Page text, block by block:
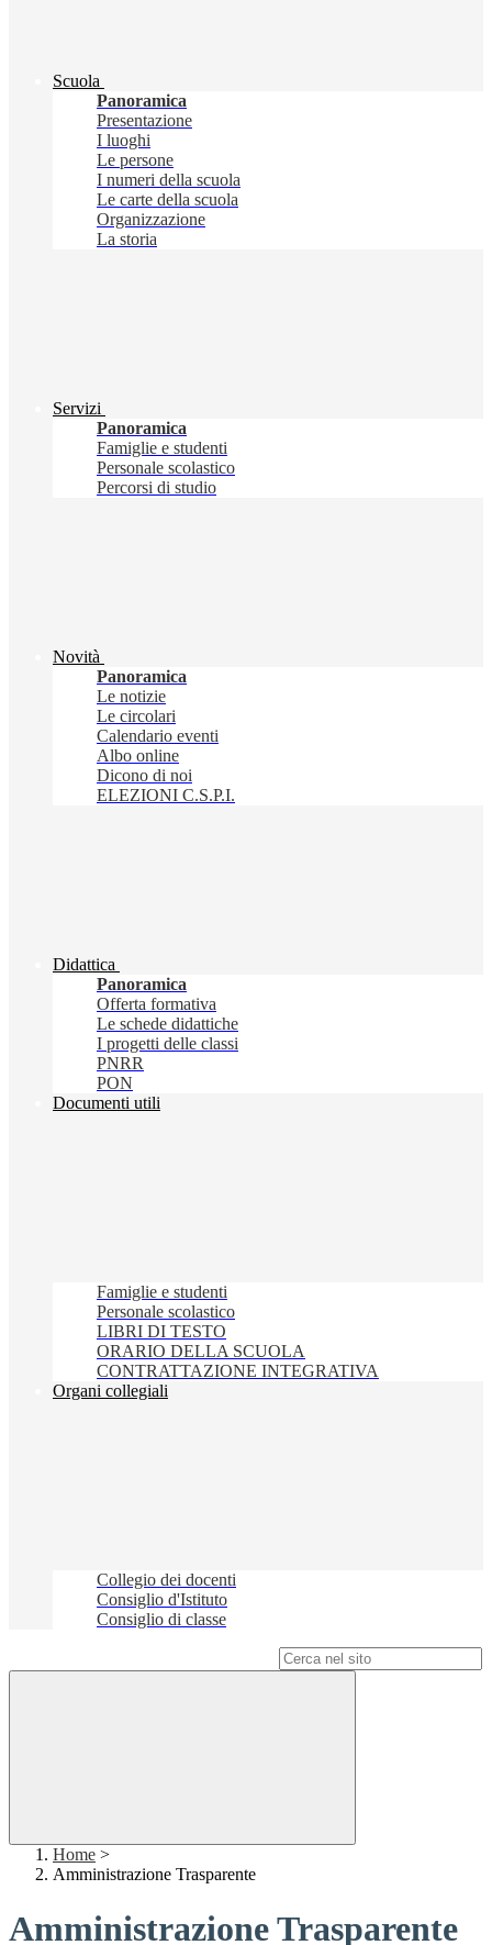
Scuola
Panoramica
Presentazione
I luoghi
Le persone
I numeri della scuola
Le carte della scuola
Organizzazione
La storia
Servizi
Panoramica
Famiglie e studenti
Personale scolastico
Percorsi di studio
Novità
Panoramica
Le notizie
Le circolari
Calendario eventi
Albo online
Dicono di noi
ELEZIONI C.S.P.I.
Didattica
Panoramica
Offerta formativa
Le schede didattiche
I progetti delle classi
PNRR
PON
Documenti utili
Famiglie e studenti
Personale scolastico
LIBRI DI TESTO
ORARIO DELLA SCUOLA
CONTRATTAZIONE INTEGRATIVA
Organi collegiali
Collegio dei docenti
Consiglio d'Istituto
Consiglio di classe
Home >
Amministrazione Trasparente
Amministrazione Trasparente